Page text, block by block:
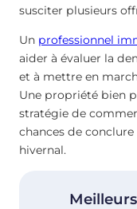
susciter plusieurs
Un professionnel
aider à évaluer la
et à mettre en
Une propriété bien
stratégie de
chances de
hivernal.